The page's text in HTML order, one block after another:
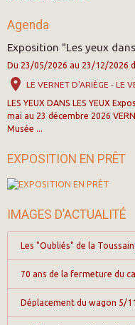
Agenda
Exposition "Les yeux
Du 23/05/2026 au 23/12/2026
LE VERNET D'ARIÈGE - LE
LES YEUX DANS LES YEUX
mai au 23 décembre 2026
Musée ...
EXPOSITION EN PRÊT
IMAGES D’ACTUALITÉ
Les "Oubliés" de la
70 ans de la fermeture du
Déplacement du wagon 5/